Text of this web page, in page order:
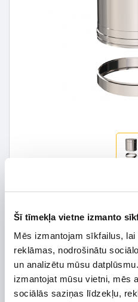
Šī tīmekļa vietne izmanto
Mēs izmantojam sīkfailus,
reklāmas, nodrošinātu
un analizētu mūsu
izmantojat mūsu vietni, mēs
sociālās saziņas līdzekļu,
51,82 €